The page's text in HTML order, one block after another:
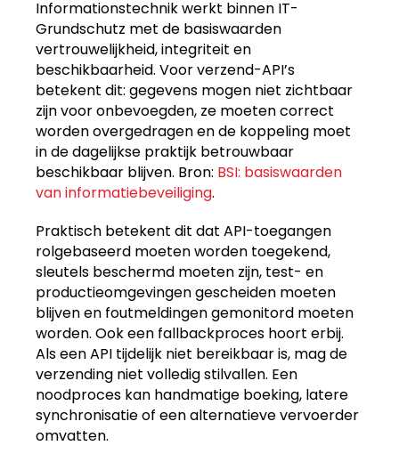
Informationstechnik werkt binnen IT-
Grundschutz met de basiswaarden
vertrouwelijkheid, integriteit en
beschikbaarheid. Voor verzend-API’s
betekent dit: gegevens mogen niet zichtbaar
zijn voor onbevoegden, ze moeten correct
worden overgedragen en de koppeling moet
in de dagelijkse praktijk betrouwbaar
beschikbaar blijven. Bron: BSI: basiswaarden
van informatiebeveiliging.
Praktisch betekent dit dat API-toegangen
rolgebaseerd moeten worden toegekend,
sleutels beschermd moeten zijn, test- en
productieomgevingen gescheiden moeten
blijven en foutmeldingen gemonitord moeten
worden. Ook een fallbackproces hoort erbij.
Als een API tijdelijk niet bereikbaar is, mag de
verzending niet volledig stilvallen. Een
noodproces kan handmatige boeking, latere
synchronisatie of een alternatieve vervoerder
omvatten.